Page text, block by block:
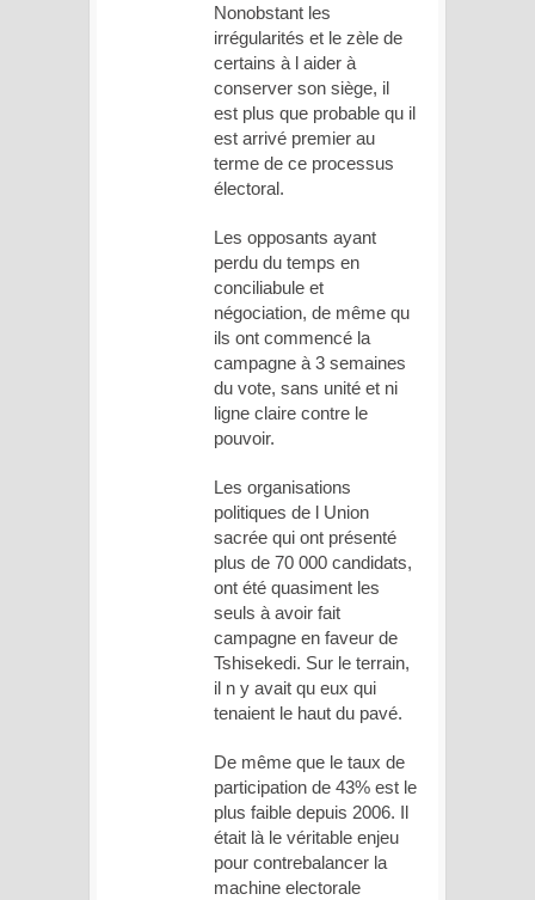
Nonobstant les
irrégularités et le zèle de
certains à l aider à
conserver son siège, il
est plus que probable qu il
est arrivé premier au
terme de ce processus
électoral.
Les opposants ayant
perdu du temps en
conciliabule et
négociation, de même qu
ils ont commencé la
campagne à 3 semaines
du vote, sans unité et ni
ligne claire contre le
pouvoir.
Les organisations
politiques de l Union
sacrée qui ont présenté
plus de 70 000 candidats,
ont été quasiment les
seuls à avoir fait
campagne en faveur de
Tshisekedi. Sur le terrain,
il n y avait qu eux qui
tenaient le haut du pavé.
De même que le taux de
participation de 43% est le
plus faible depuis 2006. Il
était là le véritable enjeu
pour contrebalancer la
machine electorale